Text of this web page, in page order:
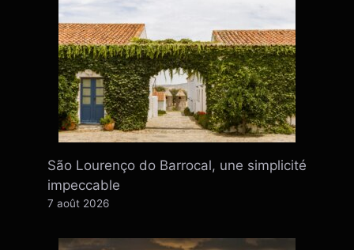
São Lourenço do Barrocal, une simplicité
impeccable
7 août 2026